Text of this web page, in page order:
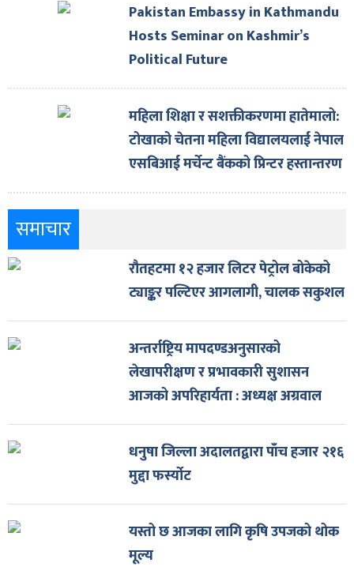
Pakistan Embassy in Kathmandu
Hosts Seminar on Kashmir’s
Political Future
महिला शिक्षा र सशक्तीकरणमा हातेमालो:
टोखाको चेतना महिला विद्यालयलाई नेपाल
एसबिआई मर्चेन्ट बैंकको प्रिन्टर हस्तान्तरण
समाचार
रौतहटमा १२ हजार लिटर पेट्रोल बोकेको
ट्याङ्कर पल्टिएर आगलागी, चालक सकुशल
अन्तर्राष्ट्रिय मापदण्डअनुसारको
लेखापरीक्षण र प्रभावकारी सुशासन
आजको अपरिहार्यता : अध्यक्ष अग्रवाल
धनुषा जिल्ला अदालतद्वारा पाँच हजार २१६
मुद्दा फर्स्योट
यस्तो छ आजका लागि कृषि उपजको थोक
मूल्य